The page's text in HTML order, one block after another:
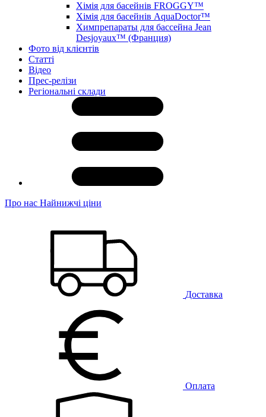
Хімія для басейнів FROGGY™
Хімія для басейнів AquaDoctor™
Химпрепараты для бассейна Jean
Desjoyaux™ (Франция)
Фото від клієнтів
Статті
Відео
Прес-релізи
Регіональні склади
Про нас Найнижчі ціни
Доставка
Оплата